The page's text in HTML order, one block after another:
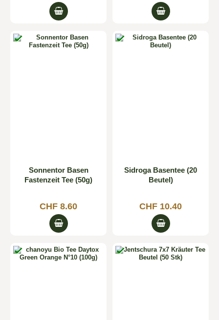

Sonnentor Basen
Fastenzeit Tee (50g)
CHF 8.60

Sidroga Basentee (20
Beutel)
CHF 10.40
 